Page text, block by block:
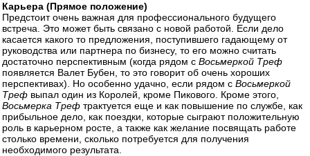
Карьера (Прямое положение)
Предстоит очень важная для профессионального будущего
встреча. Это может быть связано с новой работой. Если дело
касается какого то предложения, поступившего гадающему от
руководства или партнера по бизнесу, то его можно считать
достаточно перспективным (когда рядом с Восьмеркой Треф
появляется Валет Бубен, то это говорит об очень хороших
перспективах). Но особенно удачно, если рядом с Восьмеркой
Треф выпал один из Королей, кроме Пикового. Кроме этого,
Восьмерка Треф трактуется еще и как повышение по службе, как
прибыльное дело, как поездки, которые сыграют положительную
роль в карьерном росте, а также как желание посвящать работе
столько времени, сколько потребуется для получения
необходимого результата.